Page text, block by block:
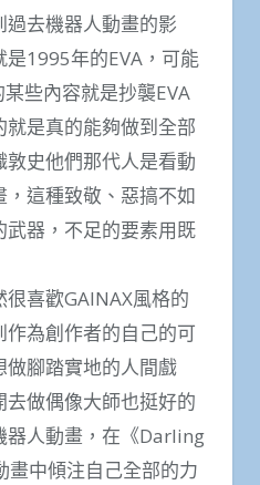
去機器人動畫的影
1995年的EVA，可能
些內容就是抄襲EVA
是真的能夠做到全部
史他們那代人是看動
這種致敬、惡搞不如
器，不足的要素用既
喜歡GAINAX風格的
為創作者的自己的可
做腳踏實地的人間戲
做偶像大師也挺好的
器人動畫，在《Darling
畫中傾注自己全部的力